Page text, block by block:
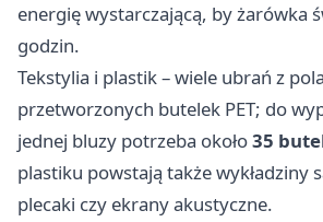
energię wystarczającą, by żarówka
godzin.
Tekstylia i plastik – wiele ubrań z
przetworzonych butelek PET; do
jednej bluzy potrzeba około35
plastiku powstają także wykładziny
plecaki czy ekrany akustyczne.